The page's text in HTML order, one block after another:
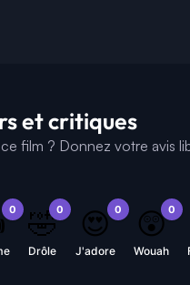
et critiques
film ? Donnez votre avis
0 0
🤣
Drôle
0
😍
J'adore
0
😲
Wouah